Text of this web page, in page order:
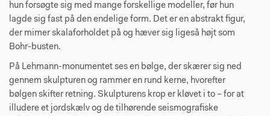
hun forsøgte sig med mange forskellige modeller, før hun
lagde sig fast på den endelige form. Det er en abstrakt figur,
der mimer skalaforholdet på og hæver sig ligeså højt som
Bohr-busten.
På Lehmann-monumentet ses en bølge, der skærer sig ned
gennem skulpturen og rammer en rund kerne, hvorefter
bølgen skifter retning. Skulpturens krop er kløvet i to – for at
illudere et jordskælv og de tilhørende seismografiske